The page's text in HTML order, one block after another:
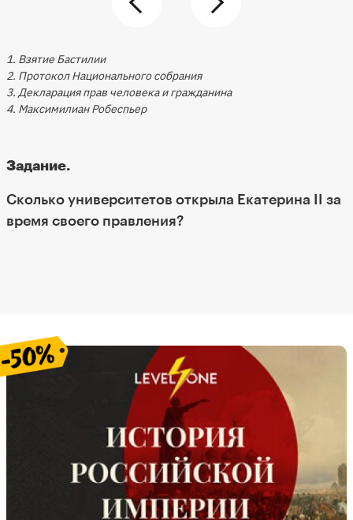
1. Взятие Бастилии
2. Протокол Национального собрания
3. Декларация прав человека и гражданина
4. Максимилиан Робеспьер
Задание.
Сколько университетов открыла Екатерина II за
время своего правления?